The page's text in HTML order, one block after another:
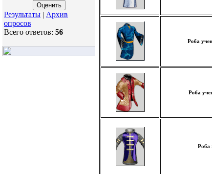
Результаты | Архив
опросов
Всего ответов: 56
Роба
Роба
Роба